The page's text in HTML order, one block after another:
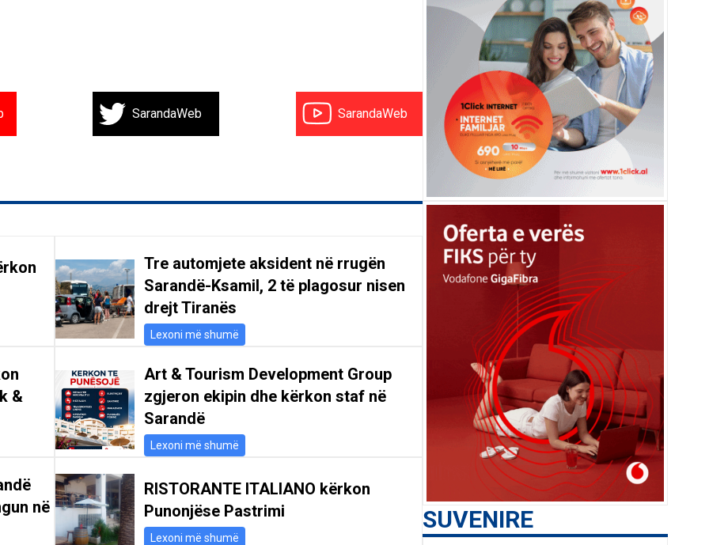
SarandaWeb SarandaWeb
Tre automjete aksident në rrugën
Sarandë-Ksamil, 2 të plagosur nisen
drejt Tiranës
Lexoni më shumë
&
Art & Tourism Development Group
zgjeron ekipin dhe kërkon staf në
Sarandë
Lexoni më shumë
në
RISTORANTE ITALIANO kërkon
Punonjëse Pastrimi
Lexoni më shumë
SUVENIRE